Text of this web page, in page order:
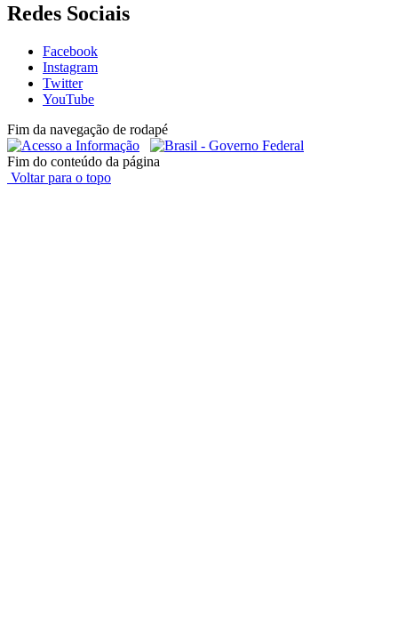
Redes Sociais
Facebook
Instagram
Twitter
YouTube
Fim da navegação de rodapé
Fim do conteúdo da página
Voltar para o topo